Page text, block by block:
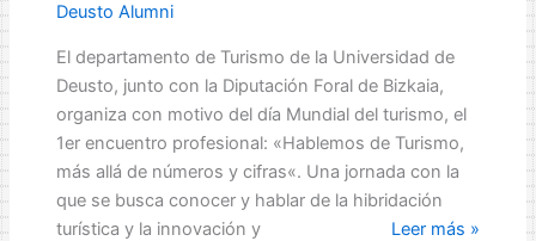
Deusto Alumni
El departamento de Turismo de la Universidad de
Deusto, junto con la Diputación Foral de Bizkaia,
organiza con motivo del día Mundial del turismo, el
1er encuentro profesional: «Hablemos de Turismo,
más allá de números y cifras«. Una jornada con la
que se busca conocer y hablar de la hibridación
turística y la innovación y
Encuentro
Leer más »